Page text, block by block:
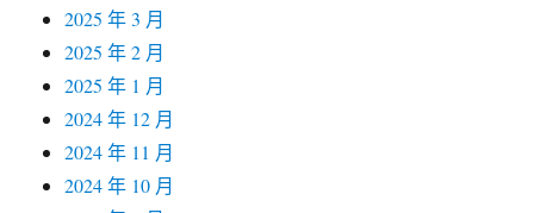
2025 年 3 月
2025 年 2 月
2025 年 1 月
2024 年 12 月
2024 年 11 月
2024 年 10 月